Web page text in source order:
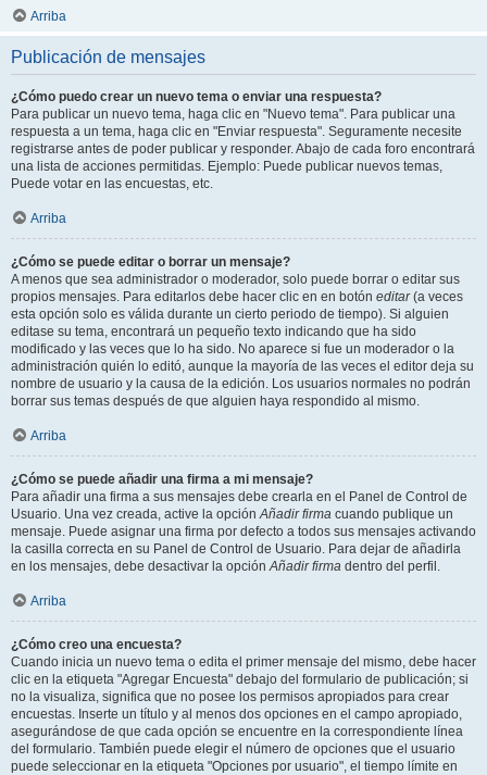
Arriba
Publicación de mensajes
¿Cómo puedo crear un nuevo tema o enviar una respuesta?
Para publicar un nuevo tema, haga clic en "Nuevo tema". Para publicar una
respuesta a un tema, haga clic en "Enviar respuesta". Seguramente necesite
registrarse antes de poder publicar y responder. Abajo de cada foro encontrará
una lista de acciones permitidas. Ejemplo: Puede publicar nuevos temas,
Puede votar en las encuestas, etc.
Arriba
¿Cómo se puede editar o borrar un mensaje?
A menos que sea administrador o moderador, solo puede borrar o editar sus
propios mensajes. Para editarlos debe hacer clic en en botón editar(a veces
esta opción solo es válida durante un cierto periodo de tiempo). Si alguien
editase su tema, encontrará un pequeño texto indicando que ha sido
modificado y las veces que lo ha sido. No aparece si fue un moderador o la
administración quién lo editó, aunque la mayoría de las veces el editor deja su
nombre de usuario y la causa de la edición. Los usuarios normales no podrán
borrar sus temas después de que alguien haya respondido al mismo.
Arriba
¿Cómo se puede añadir una firma a mi mensaje?
Para añadir una firma a sus mensajes debe crearla en el Panel de Control de
Usuario. Una vez creada, active la opciónAñadir firma cuando publique un
mensaje. Puede asignar una firma por defecto a todos sus mensajes activando
la casilla correcta en su Panel de Control de Usuario. Para dejar de añadirla
en los mensajes, debe desactivar la opciónAñadir firma dentro del perfil.
Arriba
¿Cómo creo una encuesta?
Cuando inicia un nuevo tema o edita el primer mensaje del mismo, debe hacer
clic en la etiqueta "Agregar Encuesta" debajo del formulario de publicación; si
no la visualiza, significa que no posee los permisos apropiados para crear
encuestas. Inserte un título y al menos dos opciones en el campo apropiado,
asegurándose de que cada opción se encuentre en la correspondiente línea
del formulario. También puede elegir el número de opciones que el usuario
puede seleccionar en la etiqueta "Opciones por usuario", el tiempo límite en